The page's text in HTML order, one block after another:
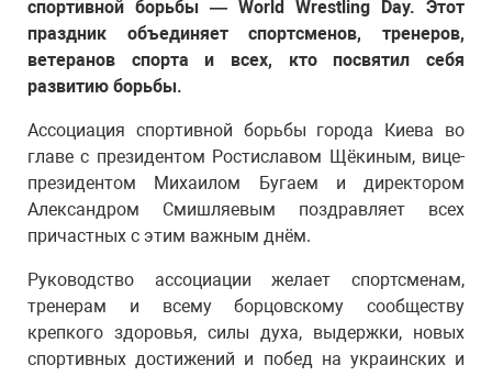
спортивной борьбы — World Wrestling Day. Этот
праздник объединяет спортсменов, тренеров,
ветеранов спорта и всех, кто посвятил себя
развитию борьбы.
Ассоциация спортивной борьбы города Киева во
главе с президентом Ростиславом Щёкиным, вице-
президентом Михаилом Бугаем и директором
Александром Смишляевым поздравляет всех
причастных с этим важным днём.
Руководство ассоциации желает спортсменам,
тренерам и всему борцовскому сообществу
крепкого здоровья, силы духа, выдержки, новых
спортивных достижений и побед на украинских и